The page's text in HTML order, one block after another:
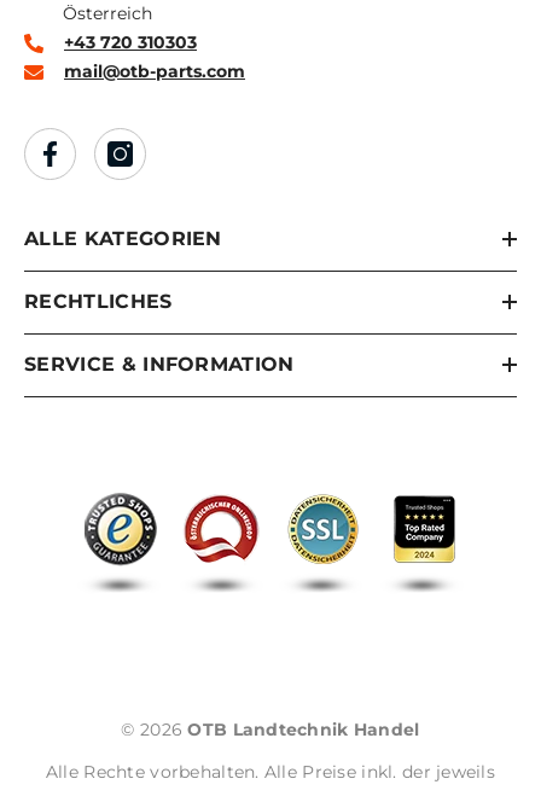
Österreich
+43 720 310303
mail@otb-parts.com
ALLE KATEGORIEN
RECHTLICHES
SERVICE & INFORMATION
© 2026OTB Landtechnik Handel
Alle Rechte vorbehalten. Alle Preise inkl. der jeweils